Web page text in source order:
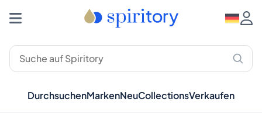
DurchsuchenMarkenNeuCollectionsVerkaufen